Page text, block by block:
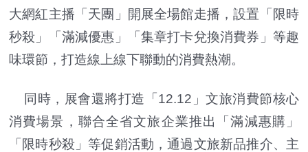
大網紅主播「天團」開展全場館走播，設置「限時
秒殺」「滿減優惠」「集章打卡兌換消費券」等趣
味環節，打造線上線下聯動的消費熱潮。
同時，展會還將打造「12.12」文旅消費節核心
消費場景，聯合全省文旅企業推出「滿減惠購」
「限時秒殺」等促銷活動，通過文旅新品推介、主